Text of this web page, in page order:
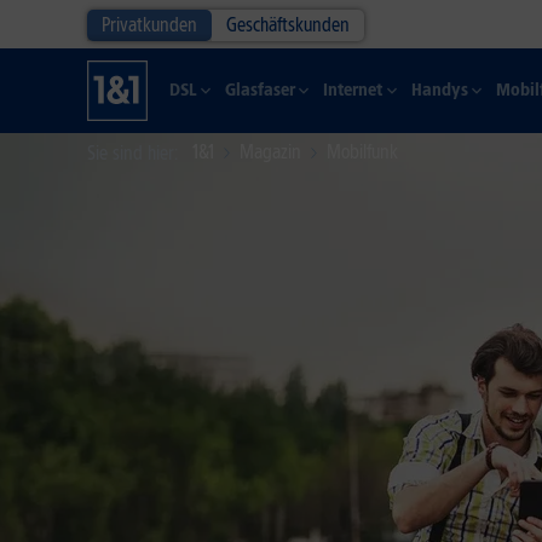
Privatkunden Geschäftskunden
DSL Glasfaser Internet Handys